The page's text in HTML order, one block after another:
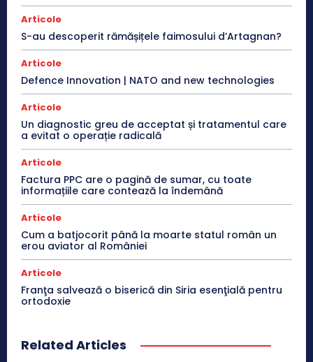
Articole
S-au descoperit rămășițele faimosului d’Artagnan?
Articole
Defence Innovation | NATO and new technologies
Articole
Un diagnostic greu de acceptat și tratamentul care
a evitat o operație radicală
Articole
Factura PPC are o pagină de sumar, cu toate
informațiile care contează la îndemână
Articole
Cum a batjocorit până la moarte statul român un
erou aviator al României
Articole
Franţa salvează o biserică din Siria esenţială pentru
ortodoxie
Related Articles